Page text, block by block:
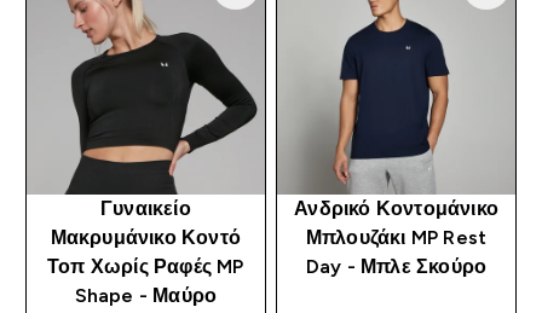
Γυναικείο
Μακρυμάνικο Κοντό
Τοπ Χωρίς Ραφές MP
Shape - Μαύρο
Ανδρικό Κοντομάνικο
Μπλουζάκι MP Rest
Day - Μπλε Σκούρο